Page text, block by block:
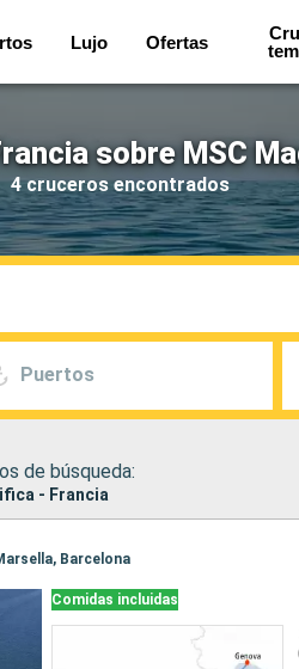
Lujo Ofertas
sobre MSC
4 cruceros encontrados
Puertos
de búsqueda:
- Francia
Barcelona
Comidas incluidas